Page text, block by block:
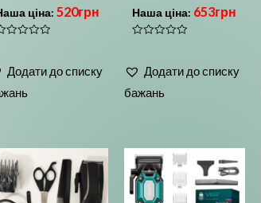
ціна: 520грн
Додати до списку
Наша ціна: 653грн
з
Додати до списку
бажань